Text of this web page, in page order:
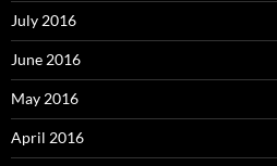
July 2016
June 2016
May 2016
April 2016